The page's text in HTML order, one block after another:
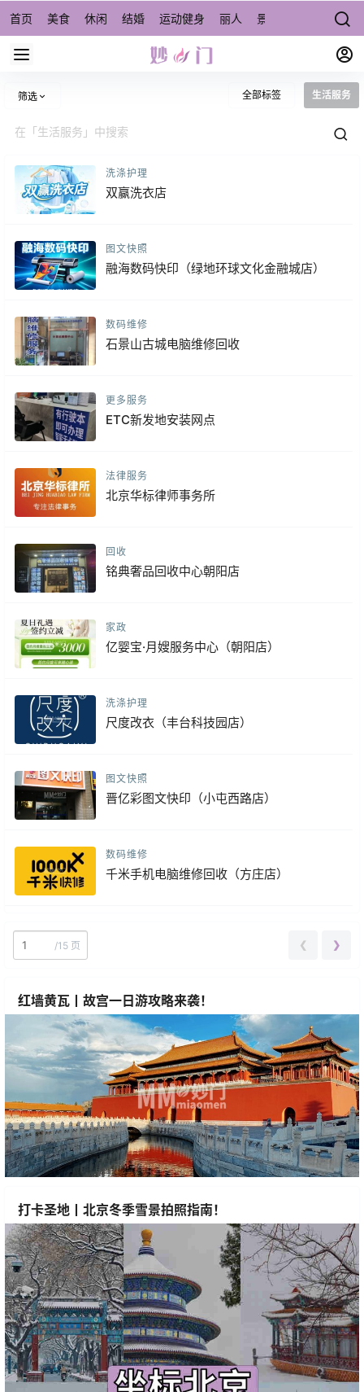
首页 美食 休闲 结婚 运动健身 丽人 景点/周边游 宠物
筛选 全部标签 生活服务
洗涤护理
双赢洗衣店
图文快照
融海数码快印（绿地环球文化金融城店）
数码维修
石景山古城电脑维修回收
更多服务
ETC新发地安装网点
法律服务
北京华标律师事务所
回收
铭典奢品回收中心朝阳店
家政
亿婴宝·月嫂服务中心（朝阳店）
洗涤护理
尺度改衣（丰台科技园店）
图文快照
晋亿彩图文快印（小屯西路店）
数码维修
千米手机电脑维修回收（方庄店）
/15 页 ❮ ❯
红墙黄瓦丨故宫一日游攻略来袭！
打卡圣地丨北京冬季雪景拍照指南！